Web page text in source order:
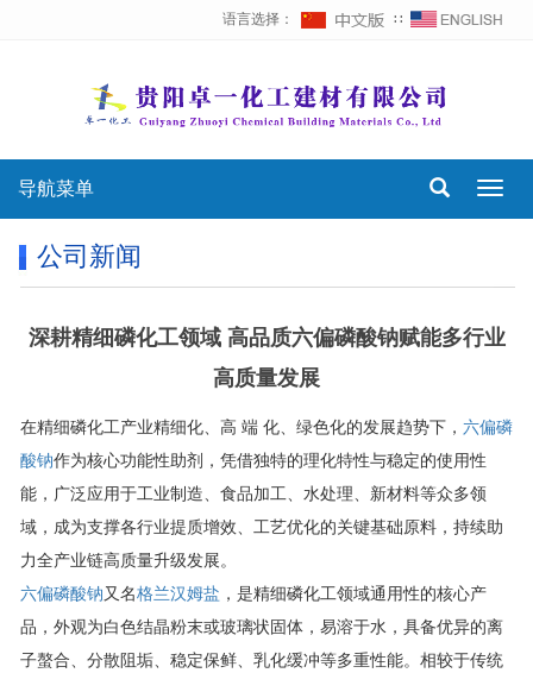
语言选择： ∷
导航菜单
公司新闻
深耕精细磷化工领域 高品质六偏磷酸钠赋能多行业
高质量发展
在精细磷化工产业精细化、高 端 化、绿色化的发展趋势下， 六偏磷
酸钠作为核心功能性助剂，凭借独特的理化特性与稳定的使用性
能，广泛应用于工业制造、食品加工、水处理、新材料等众多领
域，成为支撑各行业提质增效、工艺优化的关键基础原料，持续助
力全产业链高质量升级发展。
六偏磷酸钠又名格兰汉姆盐 ，是精细磷化工领域通用性的核心产
品，外观为白色结晶粉末或玻璃状固体，易溶于水，具备优异的离
子螯合、分散阻垢、稳定保鲜、乳化缓冲等多重性能。相较于传统